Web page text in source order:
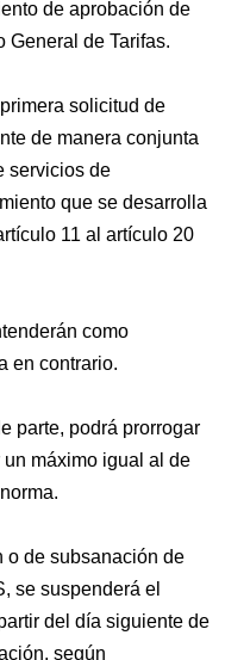
de aprobación de
General de Tarifas.
solicitud de
de manera conjunta
servicios de
que se desarrolla
11 al artículo 20
como
en contrario.
parte, podrá prorrogar
un máximo igual al de
o de subsanación de
se suspenderá el
del día siguiente de
según